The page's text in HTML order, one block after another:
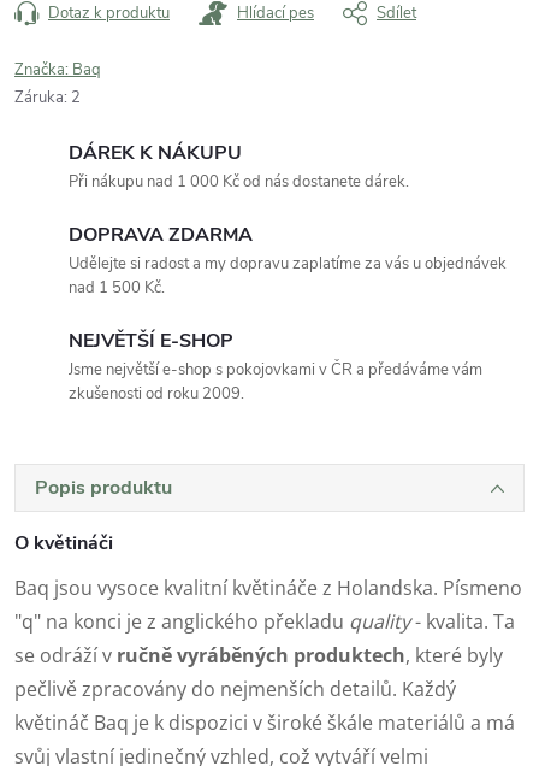
Dotaz k produktu Hlídací pes Sdílet
Značka: Baq
Záruka: 2
DÁREK K NÁKUPU
Při nákupu nad 1 000 Kč od nás dostanete dárek.
DOPRAVA ZDARMA
Udělejte si radost a my dopravu zaplatíme za vás u objednávek
nad 1 500 Kč.
NEJVĚTŠÍ E-SHOP
Jsme největší e-shop s pokojovkami v ČR a předáváme vám
zkušenosti od roku 2009.
Popis produktu
O květináči
Baq jsou vysoce kvalitní květináče z Holandska. Písmeno
"q" na konci je z anglického překladu quality- kvalita. Ta
se odráží v ručně vyráběných produktech, které byly
pečlivě zpracovány do nejmenších detailů. Každý
květináč Baq je k dispozici v široké škále materiálů a má
svůj vlastní jedinečný vzhled, což vytváří velmi